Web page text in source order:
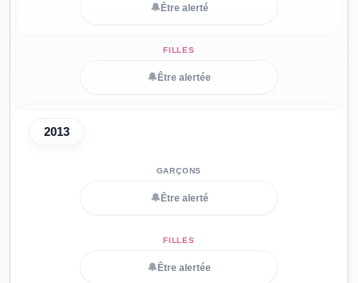
🔔 Être alerté
🔔 Être alertée
2013
🔔 Être alerté
🔔 Être alertée